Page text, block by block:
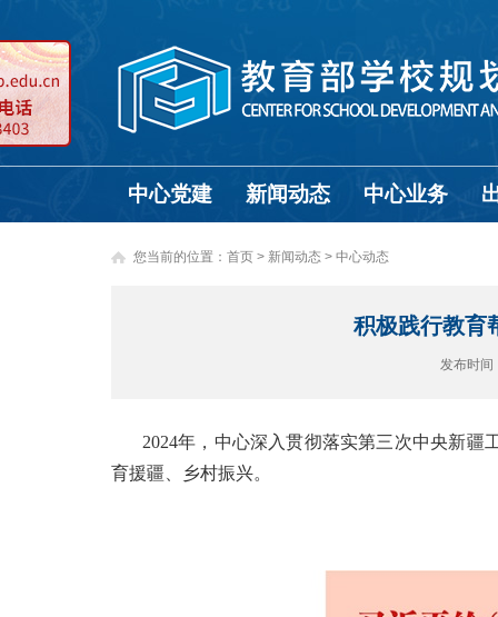
中心党建 新闻动态 中心业务
您当前的位置： 首页 > 新闻动态 > 中心动态
积极践行教育
发布时
2024年，中心深入贯彻落实第三次中央新
育援疆、乡村振兴。